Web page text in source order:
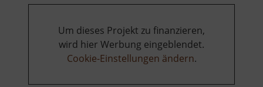
Um dieses Projekt zu finanzieren,
wird hier Werbung eingeblendet.
Cookie-Einstellungen ändern.